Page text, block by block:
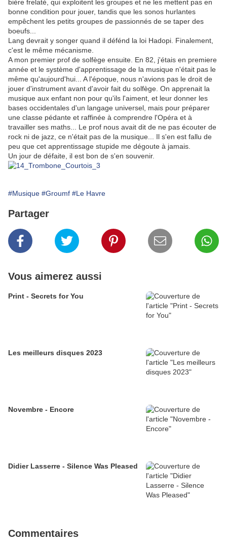
bière frelaté, qui exploitent les groupes et ne les mettent pas en
bonne condition pour jouer, tandis que les sonos hurlantes
empêchent les petits groupes de passionnés de se taper des
boeufs...
Lang devrait y songer quand il défénd la loi Hadopi. Finalement,
c'est le même mécanisme.
A mon premier prof de solfège ensuite. En 82, j'étais en premiere
année et le système d'apprentissage de la musique n'était pas le
même qu'aujourd'hui... A l'époque, nous n'avions pas le droit de
jouer d'instrument avant d'avoir fait du solfège. On apprenait la
musique aux enfant non pour qu'ils l'aiment, et leur donner les
bases occidentales d'un langage universel, mais pour préparer
une classe pédante et raffinée à comprendre l'Opéra et à
travailler ses maths... Le prof nous avait dit de ne pas écouter de
rock ni de jazz, ce n'était pas de la musique... Il s'en est fallu de
peu que cet apprentissage stupide me dégoute à jamais.
Un jour de défaite, il est bon de s'en souvenir.
#Musique #Groumf #Le Havre
Partager
Vous aimerez aussi
Print - Secrets for You
Les meilleurs disques 2023
Novembre - Encore
Didier Lasserre - Silence Was Pleased
Commentaires